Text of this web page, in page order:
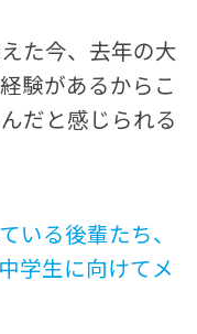
た今、去年の大
験があるからこ
だと感じられる
いる後輩たち、
学生に向けてメ